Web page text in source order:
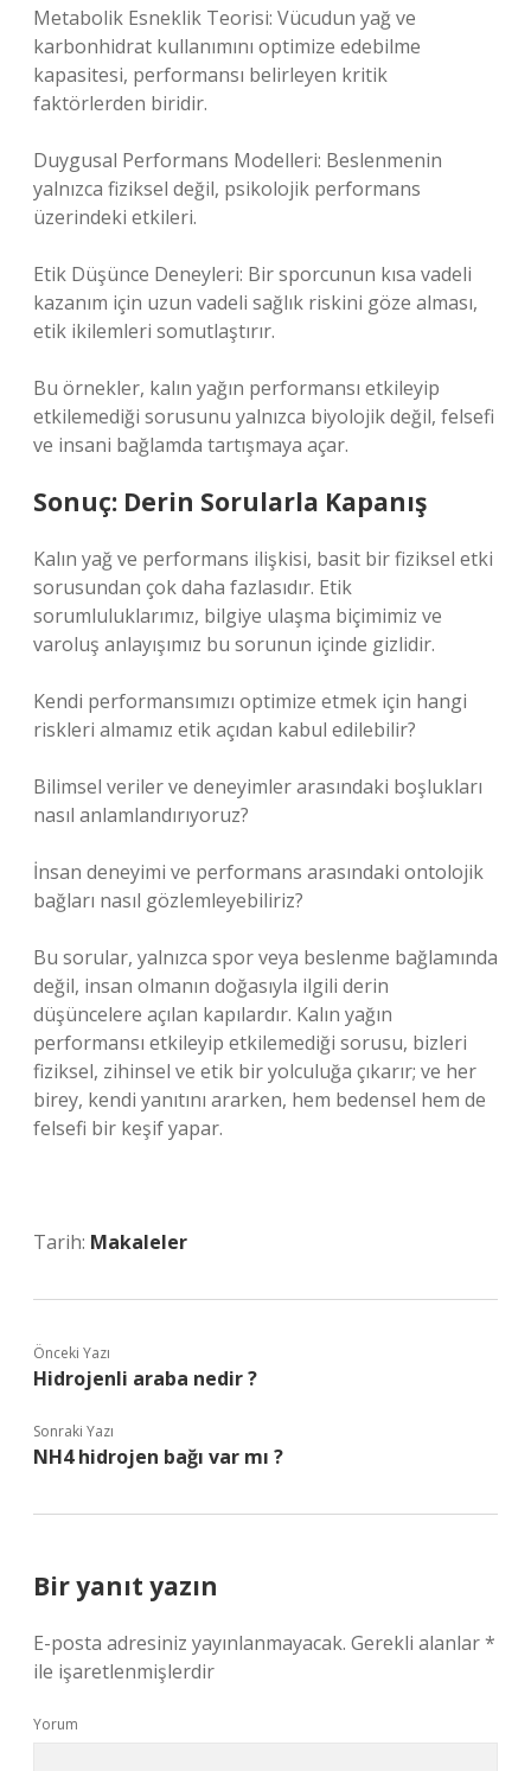
Metabolik Esneklik Teorisi: Vücudun yağ ve
karbonhidrat kullanımını optimize edebilme
kapasitesi, performansı belirleyen kritik
faktörlerden biridir.
Duygusal Performans Modelleri: Beslenmenin
yalnızca fiziksel değil, psikolojik performans
üzerindeki etkileri.
Etik Düşünce Deneyleri: Bir sporcunun kısa vadeli
kazanım için uzun vadeli sağlık riskini göze alması,
etik ikilemleri somutlaştırır.
Bu örnekler, kalın yağın performansı etkileyip
etkilemediği sorusunu yalnızca biyolojik değil, felsefi
ve insani bağlamda tartışmaya açar.
Sonuç: Derin Sorularla Kapanış
Kalın yağ ve performans ilişkisi, basit bir fiziksel etki
sorusundan çok daha fazlasıdır. Etik
sorumluluklarımız, bilgiye ulaşma biçimimiz ve
varoluş anlayışımız bu sorunun içinde gizlidir.
Kendi performansımızı optimize etmek için hangi
riskleri almamız etik açıdan kabul edilebilir?
Bilimsel veriler ve deneyimler arasındaki boşlukları
nasıl anlamlandırıyoruz?
İnsan deneyimi ve performans arasındaki ontolojik
bağları nasıl gözlemleyebiliriz?
Bu sorular, yalnızca spor veya beslenme bağlamında
değil, insan olmanın doğasıyla ilgili derin
düşüncelere açılan kapılardır. Kalın yağın
performansı etkileyip etkilemediği sorusu, bizleri
fiziksel, zihinsel ve etik bir yolculuğa çıkarır; ve her
birey, kendi yanıtını ararken, hem bedensel hem de
felsefi bir keşif yapar.
Tarih: Makaleler
Önceki Yazı
Hidrojenli araba nedir ?
Sonraki Yazı
NH4 hidrojen bağı var mı ?
Bir yanıt yazın
E-posta adresiniz yayınlanmayacak. Gerekli alanlar*
ile işaretlenmişlerdir
Yorum